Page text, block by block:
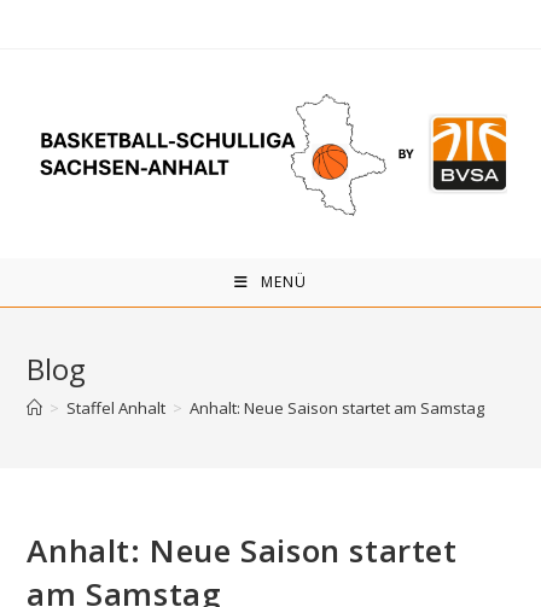
MENÜ
Blog
> Staffel Anhalt > Anhalt: Neue Saison startet am Samstag
Anhalt: Neue Saison startet
am Samstag